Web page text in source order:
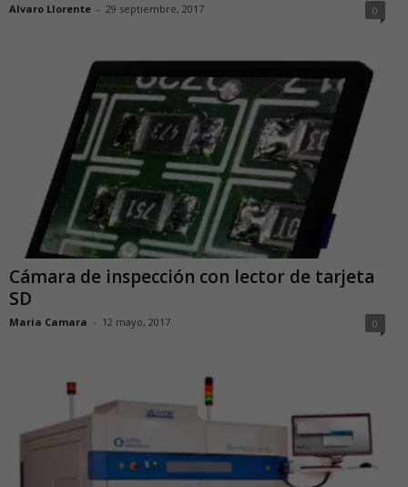
Alvaro Llorente - 29 septiembre, 2017 0
Cámara de inspección con lector de tarjeta
SD
Maria Camara - 12 mayo, 2017 0